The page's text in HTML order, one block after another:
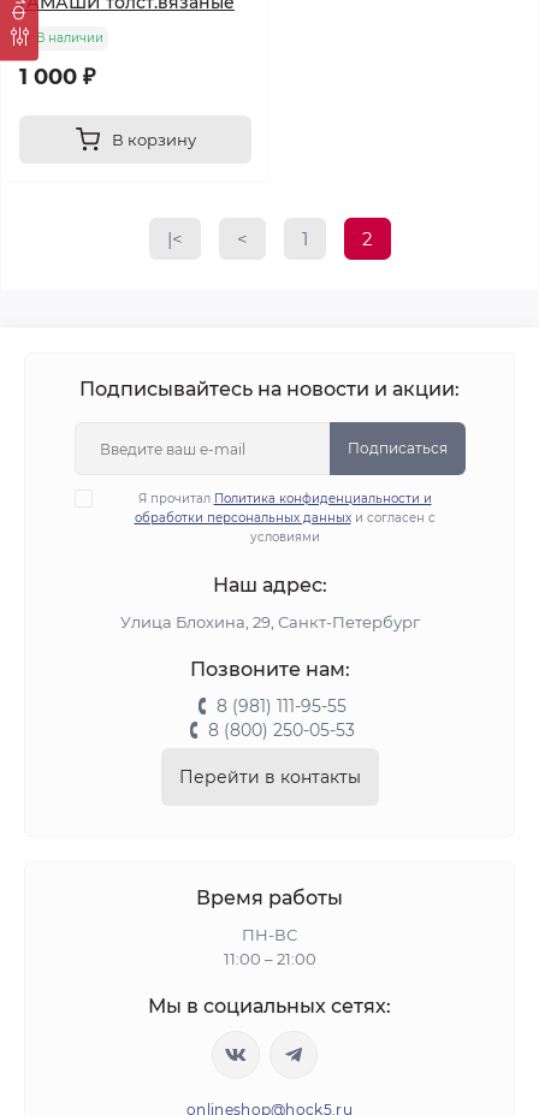
В наличии
1 000 ₽
В корзину
|< < 1 2
Подписывайтесь на новости и акции:
Подписаться
Я прочитал Политика конфиденциальности и
обработки персональных данныхи согласен с
условиями
Наш адрес:
Улица Блохина, 29, Санкт-Петербург
Позвоните нам:
8 (981) 111-95-55
8 (800) 250-05-53
Перейти в контакты
Время работы
ПН-ВС
11:00 – 21:00
Мы в социальных сетях:
onlineshop@hock5.ru